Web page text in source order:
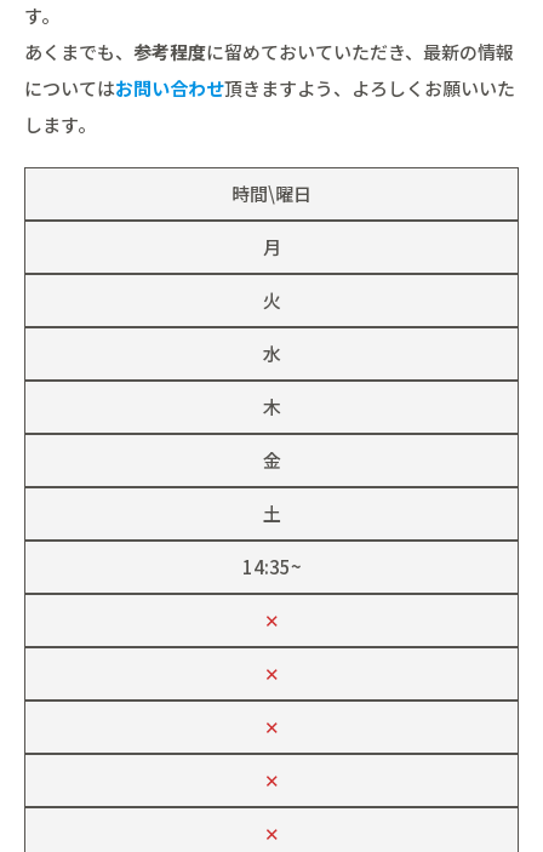
す。
あくまでも、 参考程度に留めておいていただき、最新の情報
についてはお問い合わせ頂きますよう、よろしくお願いいた
します。
時間\曜日
月
火
水
木
金
土
14:35~
✕
✕
✕
✕
✕